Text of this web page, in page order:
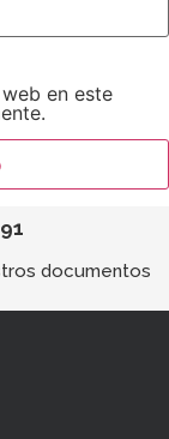
en este
documentos